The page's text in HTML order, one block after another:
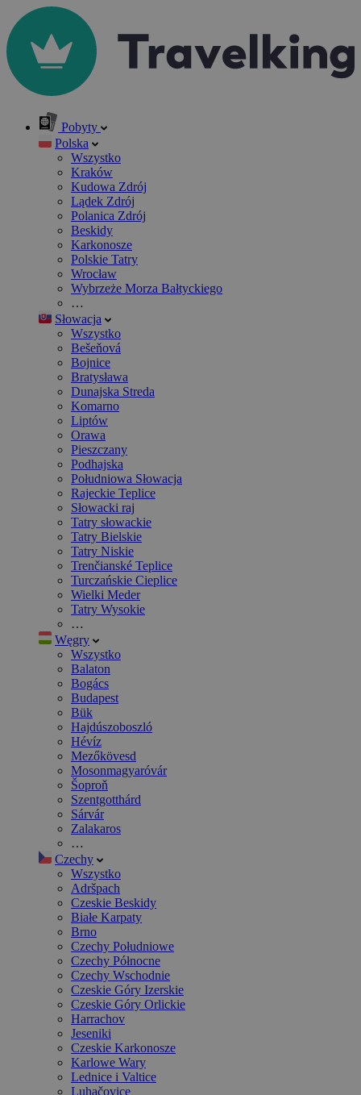
Pobyty
Polska
Wszystko
Kraków
Kudowa Zdrój
Lądek Zdrój
Polanica Zdrój
Beskidy
Karkonosze
Polskie Tatry
Wrocław
Wybrzeże Morza Bałtyckiego
…
Słowacja
Wszystko
Bešeňová
Bojnice
Bratysława
Dunajska Streda
Komarno
Liptów
Orawa
Pieszczany
Podhajska
Południowa Słowacja
Rajeckie Teplice
Słowacki raj
Tatry słowackie
Tatry Bielskie
Tatry Niskie
Trenčianské Teplice
Turczańskie Cieplice
Wielki Meder
Tatry Wysokie
…
Węgry
Wszystko
Balaton
Bogács
Budapest
Bük
Hajdúszoboszló
Hévíz
Mezőkövesd
Mosonmagyaróvár
Šoproň
Szentgotthárd
Sárvár
Zalakaros
…
Czechy
Wszystko
Adršpach
Czeskie Beskidy
Białe Karpaty
Brno
Czechy Południowe
Czechy Północne
Czechy Wschodnie
Czeskie Góry Izerskie
Czeskie Góry Orlickie
Harrachov
Jeseniki
Czeskie Karkonosze
Karlowe Wary
Lednice i Valtice
Luhačovice